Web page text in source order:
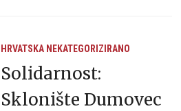
HRVATSKA NEKATEGORIZIRANO
Solidarnost:
Sklonište Dumovec